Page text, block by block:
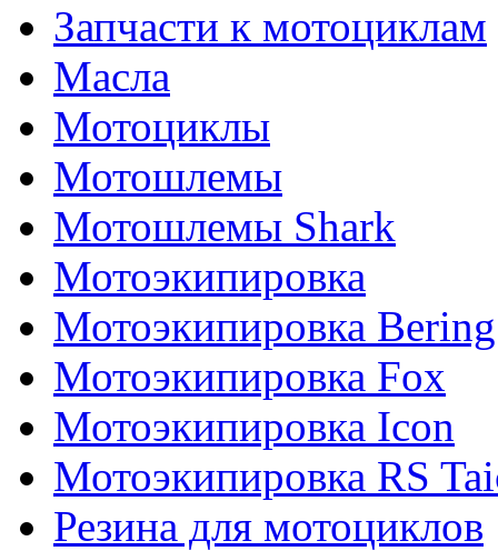
Запчасти к мотоциклам
Масла
Мотоциклы
Мотошлемы
Мотошлемы Shark
Мотоэкипировка
Мотоэкипировка Bering
Мотоэкипировка Fox
Мотоэкипировка Icon
Мотоэкипировка RS
Резина для мотоциклов